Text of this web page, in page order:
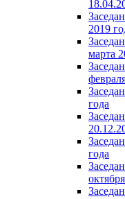
2019
марта
года
года